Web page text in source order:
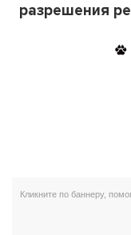
разрешения